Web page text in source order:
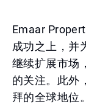
Emaar
成功之上，并
继续扩展市场
的关注。此外
拜的全球地位。